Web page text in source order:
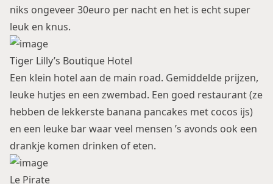
niks ongeveer 30euro per nacht en het is echt super
leuk en knus.
Tiger Lilly’s Boutique Hotel
Een klein hotel aan de main road. Gemiddelde prijzen,
leuke hutjes en een zwembad. Een goed restaurant (ze
hebben de lekkerste banana pancakes met cocos ijs)
en een leuke bar waar veel mensen ’s avonds ook een
drankje komen drinken of eten.
Le Pirate